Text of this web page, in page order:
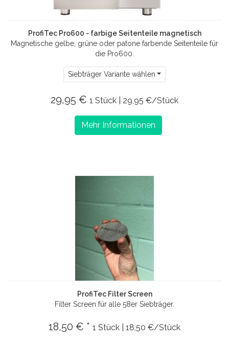
ProfiTec Pro600 - farbige Seitenteile magnetisch
Magnetische gelbe, grüne oder patone farbende Seitenteile für
die Pro600.
Siebträger Variante wählen
29,95 € 1 Stück | 29,95 €/Stück
Mehr Informationen
ProfiTec Filter Screen
Filter Screen für alle 58er Siebträger.
18,50 € * 1 Stück | 18,50 €/Stück